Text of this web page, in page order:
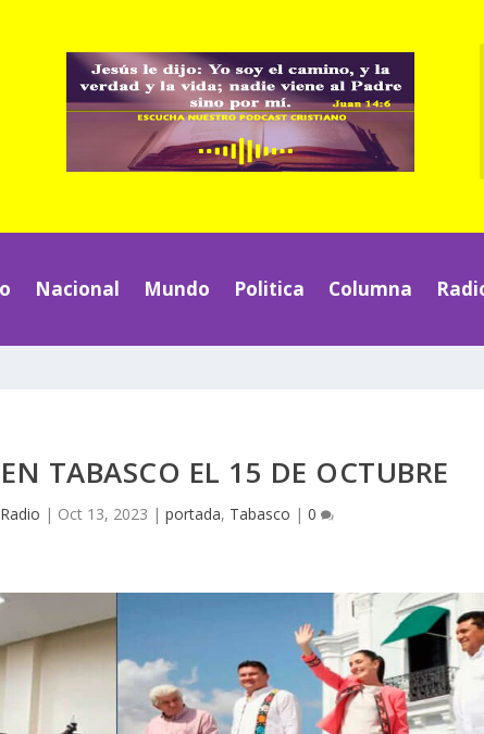
Nacional Mundo Politica Columna
TABASCO EL 15 DE OCTUBRE
| Oct 13, 2023 |portada, Tabasco |0